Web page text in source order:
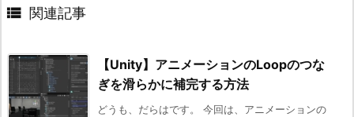
 関連記事
【Unity】アニメーションのLoopのつな
ぎを滑らかに補完する方法
どうも、だらはです。 今回は、アニメーションの